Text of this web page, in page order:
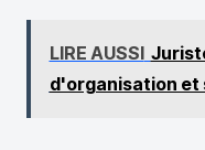
LIRE AUSSI
d'organisation